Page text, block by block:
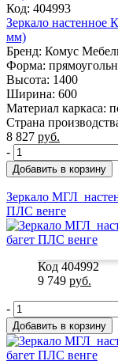
Код: 404993
Зеркало настенное
мм)
Бренд: Комус
Форма:
Высота: 1400
Ширина: 600
Материал каркаса:
Страна
8 827 руб.
-
Добавить в корзину
Зеркало
ПЛС венге
Код 404992
9 749 руб.
-
Добавить в корзину